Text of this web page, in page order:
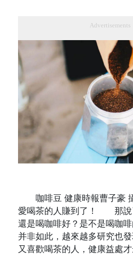
Advertisements
咖啡豆 健康時報曹子豪
愛喝茶的人賺到了！ 那說
還是喝咖啡好？是不是喝咖
并非如此，越來越多研究也
又喜歡喝茶的人，健康益